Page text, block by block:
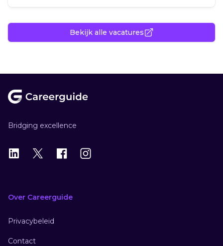
Bekijk alle vacatures
Bridging excellence
LinkedIn
X Instagram
Over Careerguide
Privacybeleid
Contact